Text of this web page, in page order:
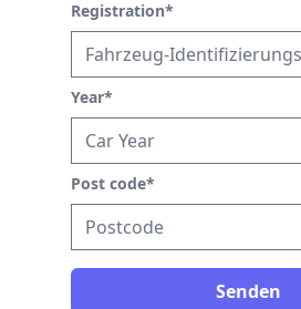
Registration*
Year*
Post code*
Senden